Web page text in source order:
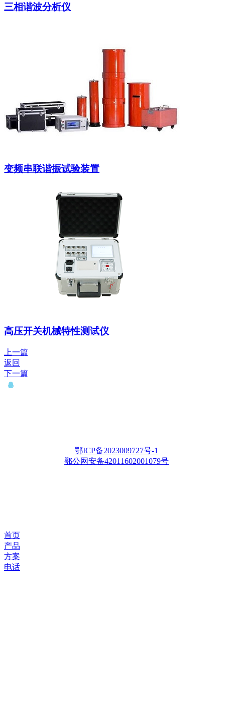
三相谐波分析仪
变频串联谐振试验装置
高压开关机械特性测试仪
上一篇
返回
下一篇
鄂ICP备2023009727号-1
鄂公网安备42011602001079号
首页
产品
方案
电话